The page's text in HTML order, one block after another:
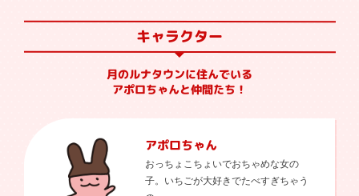
キャラクター
月のルナタウンに住んでいる
アポロちゃんと仲間たち！
アポロちゃん
おっちょこちょいでおちゃめな女の
子。いちごが大好きでたべすぎちゃう